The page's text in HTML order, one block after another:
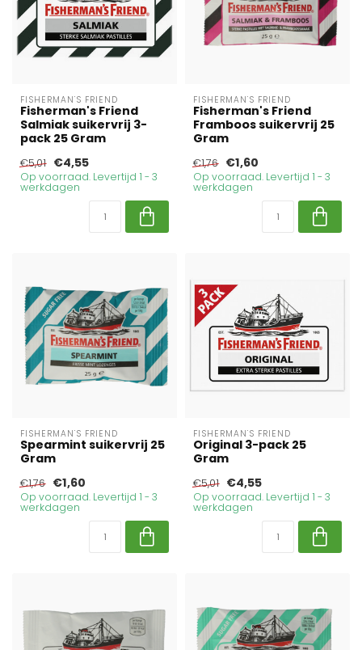
FISHERMAN'S FRIEND
Fisherman's Friend
Salmiak suikervrij 3-
pack 25 Gram
€5,01 €4,55
Op voorraad. Levertijd 1 - 3
werkdagen
FISHERMAN'S FRIEND
Fisherman's Friend
Framboos suikervrij 25
Gram
€1,76 €1,60
Op voorraad. Levertijd 1 - 3
werkdagen
FISHERMAN'S FRIEND
Spearmint suikervrij 25
Gram
€1,76 €1,60
Op voorraad. Levertijd 1 - 3
werkdagen
FISHERMAN'S FRIEND
Original 3-pack 25
Gram
€5,01 €4,55
Op voorraad. Levertijd 1 - 3
werkdagen